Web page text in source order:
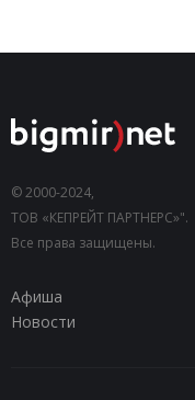
© 2000-2024,
ТОВ «КЕПРЕЙТ ПАРТНЕРС»".
Все права защищены.
Афиша
Новости